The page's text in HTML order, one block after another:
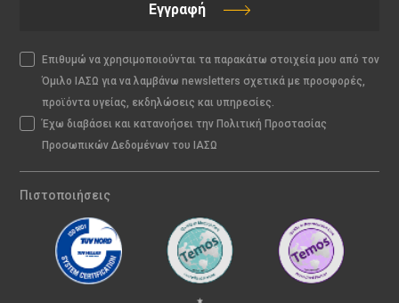
Εγγραφή
Επιθυμώ να χρησιμοποιούνται τα παρακάτω στοιχεία μου από τον
Όμιλο ΙΑΣΩ για να λαμβάνω newsletters σχετικά με προσφορές,
προϊόντα υγείας, εκδηλώσεις και υπηρεσίες.
Έχω διαβάσει και κατανοήσει την Πολιτική Προστασίας
Προσωπικών Δεδομένων του ΙΑΣΩ
Πιστοποιήσεις